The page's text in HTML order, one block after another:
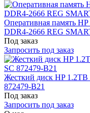
Оперативная память
DDR4-2666 REG
Под заказ
Запросить под заказ
Жесткий диск HP
872479-B21
Под заказ
Запросить под заказ